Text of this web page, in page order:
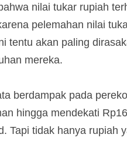
nilai tukar rupiah
pelemahan nilai
tentu akan paling
mereka.
berdampak pada
hingga mendekati
Tapi tidak hanya rupiah